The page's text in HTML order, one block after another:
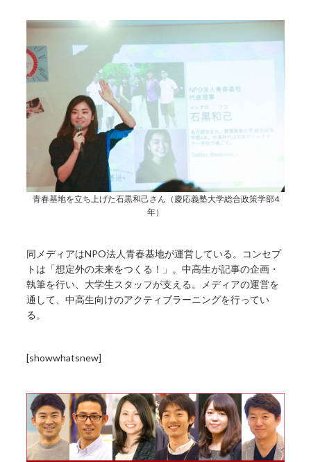
青春基地を立ち上げた石黒和己さん（慶応義塾大学総合政策学部4
年）
同メディアはNPO法人青春基地が運営している。コンセプ
トは「想定外の未来をつくる！」。中高生が記事の企画・
執筆を行い、大学生スタッフが支える。メディアの運営を
通して、中高生向けのアクティブラーニングを行ってい
る。
[showwhatsnew]